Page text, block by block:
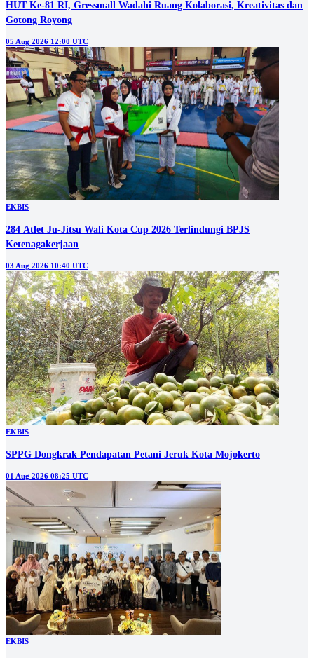
HUT Ke-81 RI, Gressmall Wadahi Ruang Kolaborasi, Kreativitas dan
Gotong Royong
05 Aug 2026 12:00 UTC
EKBIS
284 Atlet Ju-Jitsu Wali Kota Cup 2026 Terlindungi BPJS
Ketenagakerjaan
03 Aug 2026 10:40 UTC
EKBIS
SPPG Dongkrak Pendapatan Petani Jeruk Kota Mojokerto
01 Aug 2026 08:25 UTC
EKBIS